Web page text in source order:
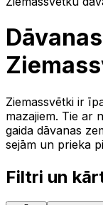
Ziemassvētki ir
mazajiem. Tie ar
gaida dāvanas
sejām un prieka
Filtri un